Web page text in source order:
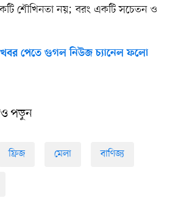
শৌখিনতা নয়; বরং একটি সচেতন ও
পেতে গুগল নিউজ চ্যানেল ফলো
পড়ুন
ফ্রিজ মেলা বাণিজ্য